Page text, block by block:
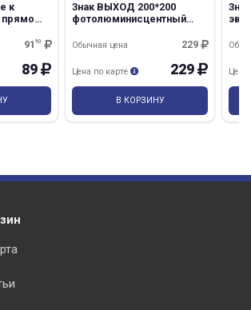
к
прямо
9190
89
Знак ВЫХОД 200*200
фотолюминисцентный
229
Обычная цена
229
Цена по карте
В КОРЗИНУ
Цена